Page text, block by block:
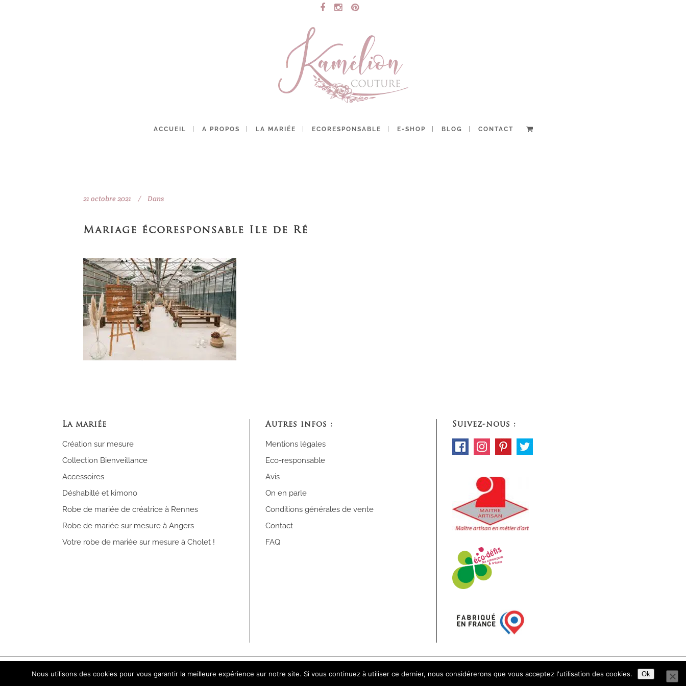
ACCUEIL A PROPOS LA MARIÉE ECORESPONSABLE E-SHOP BLOG CONTACT
21 octobre 2021 Dans
Mariage écoresponsable Ile de Ré
La mariée
Création sur mesure
Collection Bienveillance
Accessoires
Déshabillé et kimono
Robe de mariée de créatrice à Rennes
Robe de mariée sur mesure à Angers
Votre robe de mariée sur mesure à Cholet !
Autres infos :
Mentions légales
Eco-responsable
Avis
On en parle
Conditions générales de vente
Contact
FAQ
Suivez-nous :
© 2026 Kamélion-Couture - Tous droits réservés
Nous utilisons des cookies pour vous garantir la meilleure expérience sur notre site. Si vous continuez à utiliser ce dernier, nous considérerons que vous acceptez l'utilisation des cookies. Ok